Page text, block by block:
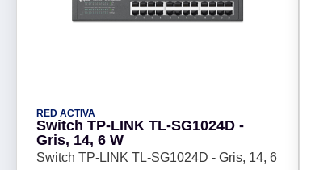
RED ACTIVA
Switch TP-LINK TL-SG1024D -
Gris, 14, 6 W
Switch TP-LINK TL-SG1024D - Gris, 14, 6